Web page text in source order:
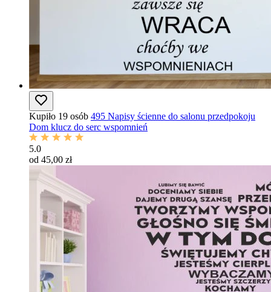
Kupiło 19 osób 495 Napisy ścienne do salonu przedpokoju
Dom klucz do serc wspomnień
5.0
od 45,00 zł